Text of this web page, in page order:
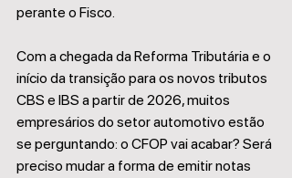
perante o Fisco.
Com a chegada da Reforma Tributária e o
início da transição para os novos tributos
CBS e IBS a partir de 2026, muitos
empresários do setor automotivo estão
se perguntando: o CFOP vai acabar? Será
preciso mudar a forma de emitir notas